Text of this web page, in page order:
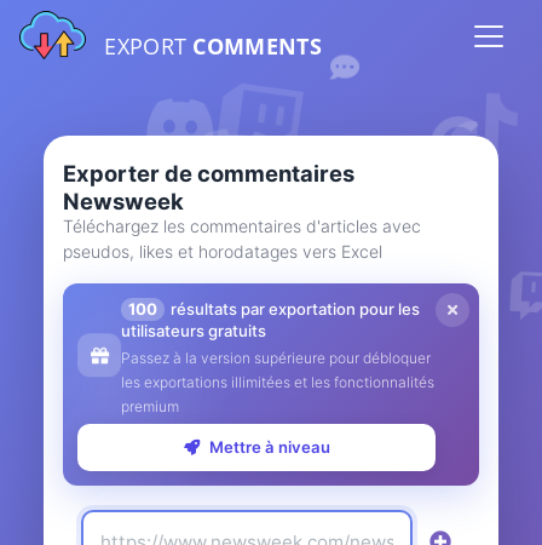
EXPORT COMMENTS
Exporter de commentaires
Newsweek
Téléchargez les commentaires d'articles avec
pseudos, likes et horodatages vers Excel
100
résultats par exportation pour les
utilisateurs gratuits
Passez à la version supérieure pour débloquer
les exportations illimitées et les fonctionnalités
premium
Mettre à niveau